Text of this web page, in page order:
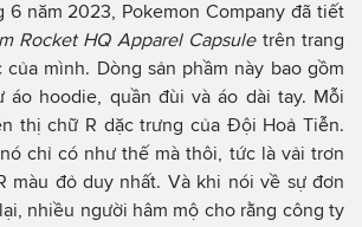
6 năm 2023, Pokemon Company đã tiết
Rocket HQ Apparel Capsuletrên trang
mình. Dòng sản phầm này bao gồm
áo hoodie, quần đùi và áo dài tay. Mỗi
thị chữ R dặc trưng của Đội Hoả Tiễn.
chỉ có như thế mà thôi, tức là vải trơn
màu đỏ duy nhất. Và khi nói về sự đơn
nhiều người hâm mộ cho rằng công ty